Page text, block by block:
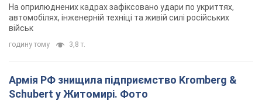
На оприлюднених кадрах зафіксовано удари по укриттях,
автомобілях, інженерній техніці та живій силі російських
військ
годину тому 3,8 т.
Армія РФ знищила підприємство Kromberg &
Schubert у Житомирі. Фото